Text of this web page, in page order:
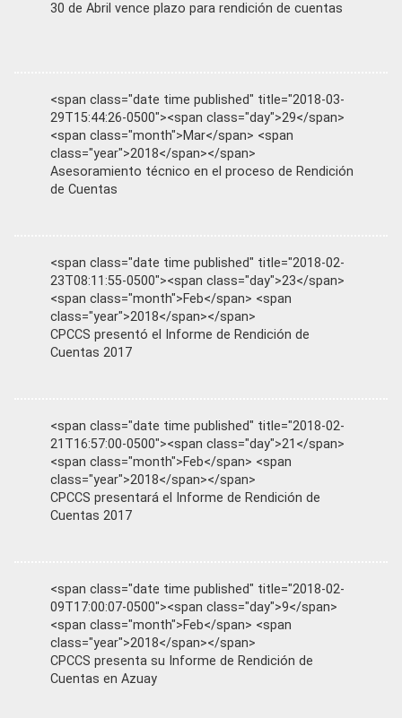
30 de Abril vence plazo para rendición de cuentas
<span class="date time published" title="2018-03-
29T15:44:26-0500"><span class="day">29</span>
<span class="month">Mar</span> <span
class="year">2018</span></span>
Asesoramiento técnico en el proceso de Rendición
de Cuentas
<span class="date time published" title="2018-02-
23T08:11:55-0500"><span class="day">23</span>
<span class="month">Feb</span> <span
class="year">2018</span></span>
CPCCS presentó el Informe de Rendición de
Cuentas 2017
<span class="date time published" title="2018-02-
21T16:57:00-0500"><span class="day">21</span>
<span class="month">Feb</span> <span
class="year">2018</span></span>
CPCCS presentará el Informe de Rendición de
Cuentas 2017
<span class="date time published" title="2018-02-
09T17:00:07-0500"><span class="day">9</span>
<span class="month">Feb</span> <span
class="year">2018</span></span>
CPCCS presenta su Informe de Rendición de
Cuentas en Azuay